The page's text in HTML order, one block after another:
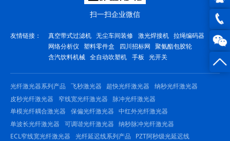
QQ在
线咨
询
0816
扫一扫企业微信
友情链接： 真空带式过滤机 无尘车间装修 激光焊接机 拉绳编码器
网络分析仪 塑料零件盒 四川招标网
聚氨酯包胶轮
含汽饮料机械 全自动吹塑机 手板 光开关
光纤激光器系列产品 飞秒激光器 超快光纤激光器
纳秒光纤激光器
皮秒光纤激光器
窄线宽光纤激光器
脉冲光纤激光器
单模光纤耦合激光器
保偏光纤激光器 中红外光纤激光器
单波长光纤激光器
可调谐光纤激光器 纳秒脉冲光纤激光器
ECL窄线宽光纤激光器
光纤延迟线系列产品
PZT阿秒级光延迟线